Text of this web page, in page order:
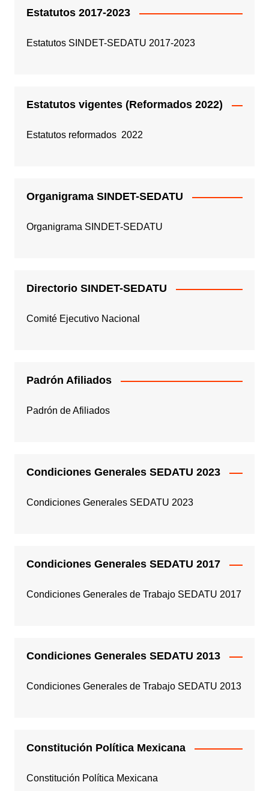
Estatutos 2017-2023
Estatutos SINDET-SEDATU 2017-2023
Estatutos vigentes (Reformados 2022)
Estatutos reformados 2022
Organigrama SINDET-SEDATU
Organigrama SINDET-SEDATU
Directorio SINDET-SEDATU
Comité Ejecutivo Nacional
Padrón Afiliados
Padrón de Afiliados
Condiciones Generales SEDATU 2023
Condiciones Generales SEDATU 2023
Condiciones Generales SEDATU 2017
Condiciones Generales de Trabajo SEDATU 2017
Condiciones Generales SEDATU 2013
Condiciones Generales de Trabajo SEDATU 2013
Constitución Política Mexicana
Constitución Política Mexicana